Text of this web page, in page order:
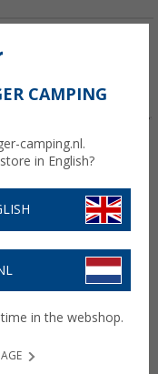
M 25 x
CAMPING
camping.nl.
in English?
in the webshop.